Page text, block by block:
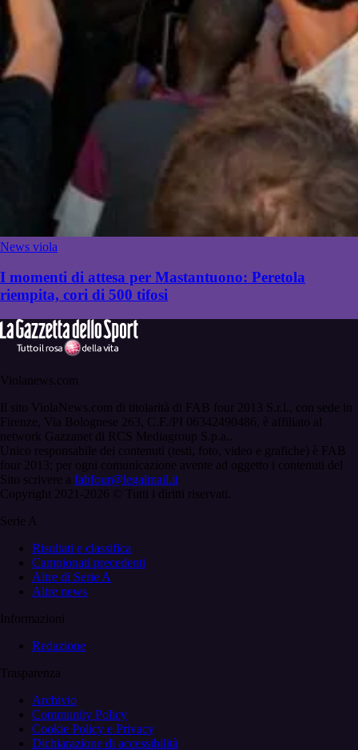
News viola
I momenti di attesa per Mastantuono: Peretola
riempita, cori di 500 tifosi
Violanews.com
Il sito ViolaNews.com di titolarità di FAB four 2013 S.r.l., con sede in
Firenze, Via Bolognese 263, C.F./PI 06342490486, è affiliato al
network Gazzanet di RCS Mediagroup S.p.a..
Unico responsabile dei contenuti (testi, foto, video e grafiche) è FAB
four 2013; per ogni comunicazione avente ad oggetto i contenuti del
Sito scrivere a fabfour@legalmail.it
Copyright 2021-2026 © Tutti i diritti riservati.
Serie A
Risultati e classifica
Campionati precedenti
Altre di Serie A
Altre news
Informazioni
Redazione
Trasparenza
Archivio
Community Policy
Cookie Policy e Privacy
Dichiarazione di accessibilità